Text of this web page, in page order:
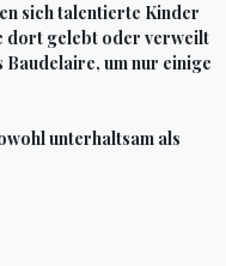
sich talentierte Kinder
dort gelebt oder verweilt
Baudelaire, um nur einige
unterhaltsam als